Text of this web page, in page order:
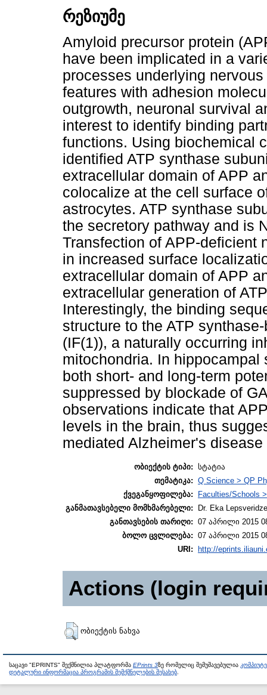
რეზიუმე
Amyloid precursor protein
have been implicated in a
processes underlying
features with adhesion
outgrowth, neuronal survival
interest to identify binding
functions. Using biochemical
identified ATP synthase
extracellular domain of APP
colocalize at the cell surface
astrocytes. ATP synthase
the secretory pathway and is
Transfection of APP-deficient
in increased surface
extracellular domain of APP
extracellular generation of
Interestingly, the binding
structure to the ATP
(IF(1)), a naturally occurring
mitochondria. In
both short- and long-term
suppressed by blockade of
observations indicate that
levels in the brain, thus
mediated Alzheimer's disease
ობიექტის ტიპი: სტატია
თემატიკა: Q Science > QP
ქვეგანყოფილება:
Faculties/Schools
განმათავსებელი მომხმარებელი:
Dr. Eka Lepsveridze
განთავსების თარიღი: 07 აპრილი 2015
ბოლო ცვლილება: 07 აპრილი 2015
URI:
http://
Actions (login
ობიექტის ნახვა
საცავი "EPRINTS" შექმნილია პლატფორმა EPrints 3ზე რომელიც შემუშავებულია
დეტალური ინფორმაცია პროგრამის შემქმნელების შესახებ